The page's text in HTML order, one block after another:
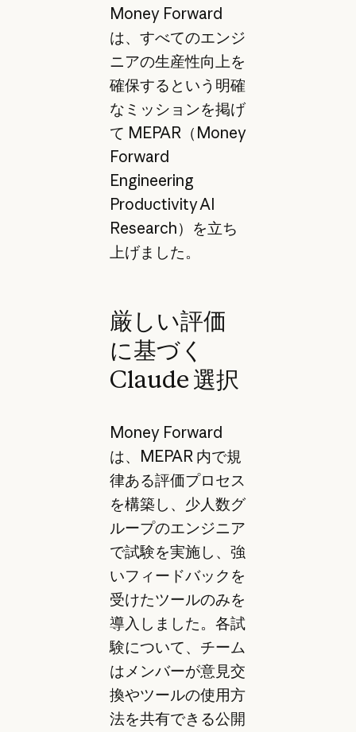
Money Forward
は、すべてのエンジ
ニアの生産性向上を
確保するという明確
なミッションを掲げ
て MEPAR（Money
Forward
Engineering
Productivity AI
Research）を立ち
上げました。
厳しい評価
に基づく
Claude 選択
Money Forward
は、MEPAR 内で規
律ある評価プロセス
を構築し、少人数グ
ループのエンジニア
で試験を実施し、強
いフィードバックを
受けたツールのみを
導入しました。各試
験について、チーム
はメンバーが意見交
換やツールの使用方
法を共有できる公開